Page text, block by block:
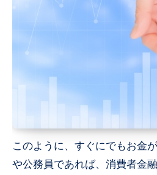
このように、すぐにでもお金
や公務員であれば、消費者金